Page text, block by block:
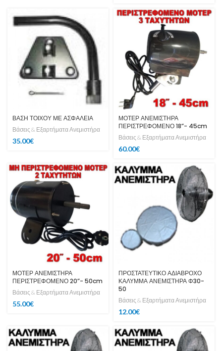
ΒΑΣΗ ΤΟΙΧΟΥ ΜΕ ΑΣΦΑΛΕΙΑ
Βάσεις & Εξαρτήματα Ανεμιστήρα
35.00€
ΜΟΤΕΡ ΑΝΕΜΙΣΤΗΡΑ
ΠΕΡΙΣΤΡΕΦΟΜΕΝΟ 18”- 45cm
Βάσεις & Εξαρτήματα Ανεμιστήρα
60.00€
ΜΟΤΕΡ ΑΝΕΜΙΣΤΗΡΑ
ΠΕΡΙΣΤΡΕΦΟΜΕΝΟ 20”- 50cm
Βάσεις & Εξαρτήματα Ανεμιστήρα
55.00€
ΠΡΟΣΤΑΤΕΥΤΙΚΟ ΑΔΙΑΒΡΟΧΟ
ΚΑΛΥΜΜΑ ΑΝΕΜΙΣΤΗΡΑ Φ30-
50
Βάσεις & Εξαρτήματα Ανεμιστήρα
12.00€